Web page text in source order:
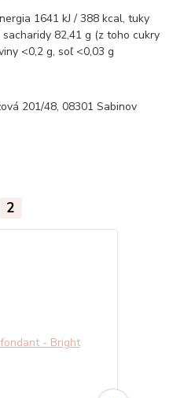
1641 kJ / 388 kcal, tuky
82,41 g (z toho cukry
<0,2 g, soľ <0,03 g
201/48, 08301 Sabinov
2